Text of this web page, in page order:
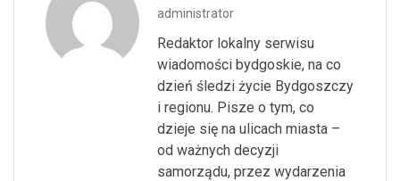
administrator
Redaktor lokalny serwisu
wiadomości bydgoskie, na co
dzień śledzi życie Bydgoszczy
i regionu. Pisze o tym, co
dzieje się na ulicach miasta –
od ważnych decyzji
samorządu, przez wydarzenia